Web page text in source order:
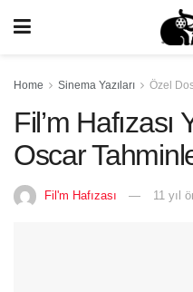
Home Sinema Yazıları Özel
Fil’m Hafızası
Oscar
Fil'm Hafızası 11 yıl